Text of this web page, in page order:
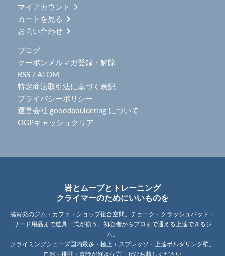
マイアカウント
カートを見る
お問い合わせ
ブログ
クーポンメルマガ登録・解除
RSS / ATOM
特定商法取引法に基づく表記
プライバシーポリシー
運営会社 gooodbouldering について
OGPキャッシュクリア
岩とムーブとトレーニング
クライマーのためにいいものを
滋賀発のジム・カフェ・ショップ複合空間。チョーク・クラッシュパッド・
リード用品まで道具一式が揃う。初心者からプロまで通える上達できるジ
ム。
クライミングシューズ国内最多・極上エスプレッソ・上達ボルダリング壁。
自然・挑戦・冒険が好きな方、ぜひお越しください